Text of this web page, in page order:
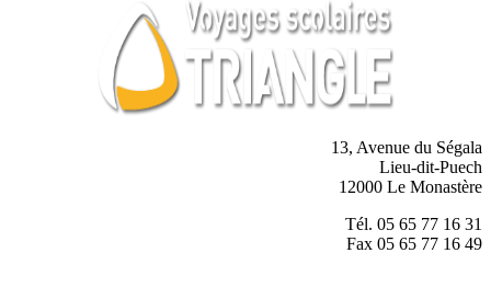
13, Avenue du Ségala
Lieu-dit-Puech
12000 Le Monastère
Tél. 05 65 77 16 31
Fax 05 65 77 16 49